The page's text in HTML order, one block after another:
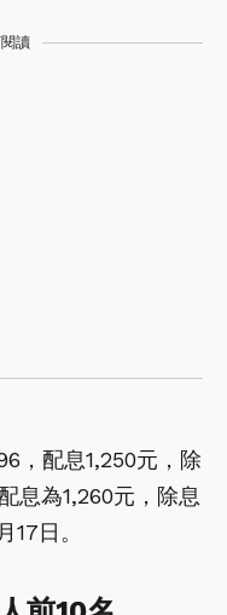
讀
，配息1,250元，除
息為1,260元，除息
17日。